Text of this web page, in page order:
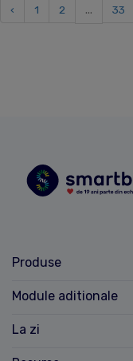
‹ 1 2 ... 33
Produse
Module aditionale
La zi